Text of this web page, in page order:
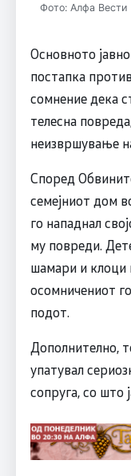
Фото: Алфа Вести
Основното
постапка
сомнение дека
телесна
неизвршување
Според
семејниот дом
го нападнал
му повреди.
шамари и клоци
осомничениот
подот.
Дополнително,
упатувал
сопруга, со што